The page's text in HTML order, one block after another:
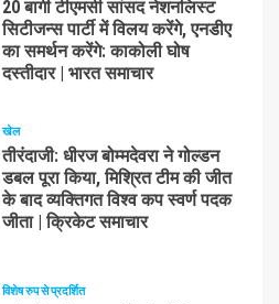
20 बागी टीएमसी सांसद नेशनलिस्ट
सिटीजन्स पार्टी में विलय करेंगे, एनडीए
का समर्थन करेंगे: काकोली घोष
दस्तीदार | भारत समाचार
खेल
तीरंदाजी: धीरज बोम्मदेवरा ने गोल्डन
डबल पूरा किया, मिश्रित टीम की जीत
के बाद व्यक्तिगत विश्व कप स्वर्ण पदक
जीता | क्रिकेट समाचार
विशेष रुप से प्रदर्शित